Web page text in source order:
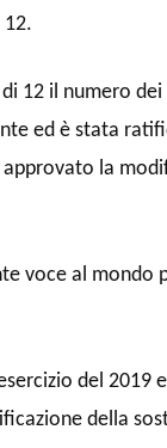
12 il numero
ed è stata
la
voce al mondo
del 2019
della